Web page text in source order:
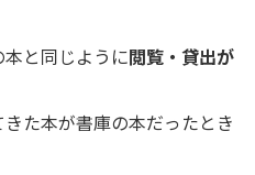
と同じように閲覧・貸出が
た本が書庫の本だったとき